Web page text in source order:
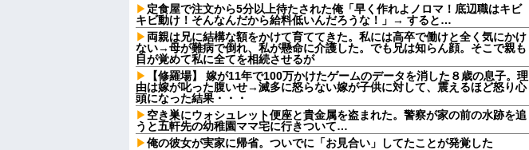
定食屋で注文から5分以上待たされた俺「早く作れよノロマ！底辺職はキビ
キビ動け！そんなんだから給料低いんだろうな！」→ すると…
両親は兄に結構な額をかけて育ててきた。私には高卒で働けと全く気にかけ
ない→母が難病で倒れ、私が懸命に介護した。でも兄は知らん顔。そこで親も
目が覚めて私に全てを相続させるが
【修羅場】 嫁が11年で100万かけたゲームのデータを消した８歳の息子。理
由は嫁が叱った腹いせ→滅多に怒らない嫁が子供に対して、震えるほど怒り心
頭になった結果・・・
空き巣にウォシュレット便座と貴金属を盗まれた。警察が家の前の水跡を追
うと五軒先の幼稚園ママ宅に行きついて…
俺の彼女が実家に帰省。ついでに「お見合い」してたことが発覚した